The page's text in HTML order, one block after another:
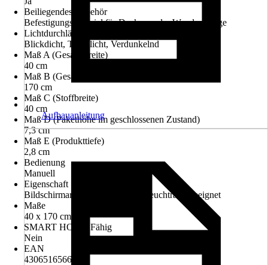
Beiliegendes Zubehör
Befestigungsmaterial für Decken- oder Wandmontage
Lichtdurchlässigkeit
Blickdicht, Tageslicht, Verdunkelnd
Maß A (Gesamtbreite)
40 cm
Maß B (Gesamthöhe)
170 cm
Maß C (Stoffbreite)
40 cm
Maß D (Pakethöhe im geschlossenen Zustand)
7,3 cm
Maß E (Produkttiefe)
2,8 cm
Bedienung
Manuell
Eigenschaft
Bildschirmarbeitsplatzgeeignet, Feuchtraumgeeignet
Maße
40 x 170 cm
SMART HOME Fähig
Nein
EAN
4306516566150
Aufbauanleitung